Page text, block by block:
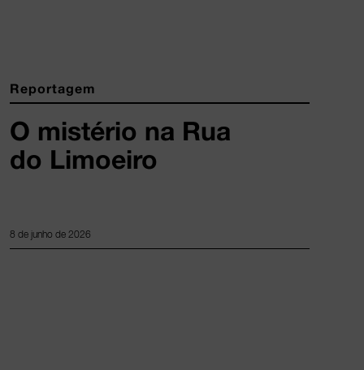
Reportagem
O mistério na Rua
do Limoeiro
8 de junho de 2026